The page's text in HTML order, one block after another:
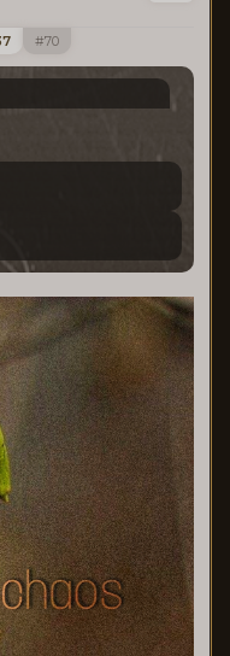
70